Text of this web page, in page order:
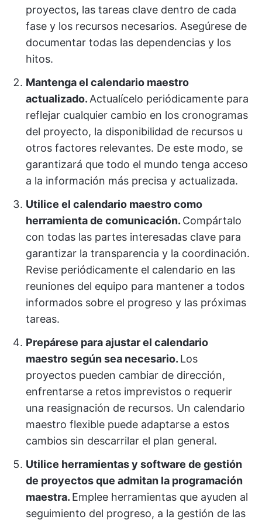
proyectos, las tareas clave dentro de cada
fase y los recursos necesarios. Asegúrese de
documentar todas las dependencias y los
hitos.
Mantenga el calendario maestro
actualizado. Actualícelo periódicamente para
reflejar cualquier cambio en los cronogramas
del proyecto, la disponibilidad de recursos u
otros factores relevantes. De este modo, se
garantizará que todo el mundo tenga acceso
a la información más precisa y actualizada.
Utilice el calendario maestro como
herramienta de comunicación. Compártalo
con todas las partes interesadas clave para
garantizar la transparencia y la coordinación.
Revise periódicamente el calendario en las
reuniones del equipo para mantener a todos
informados sobre el progreso y las próximas
tareas.
Prepárese para ajustar el calendario
maestro según sea necesario. Los
proyectos pueden cambiar de dirección,
enfrentarse a retos imprevistos o requerir
una reasignación de recursos. Un calendario
maestro flexible puede adaptarse a estos
cambios sin descarrilar el plan general.
Utilice herramientas y software de gestión
de proyectos que admitan la programación
maestra. Emplee herramientas que ayuden al
seguimiento del progreso, a la gestión de las